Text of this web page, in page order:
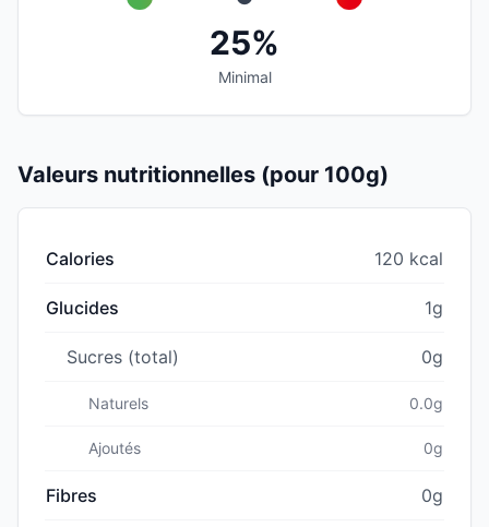
25%
Minimal
Valeurs nutritionnelles (pour 100g)
Calories 120 kcal
Glucides 1g
Sucres (total) 0g
Naturels 0.0g
Ajoutés 0g
Fibres 0g